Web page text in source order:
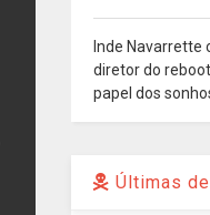
Inde Navarrette
diretor do
papel dos
Últimas